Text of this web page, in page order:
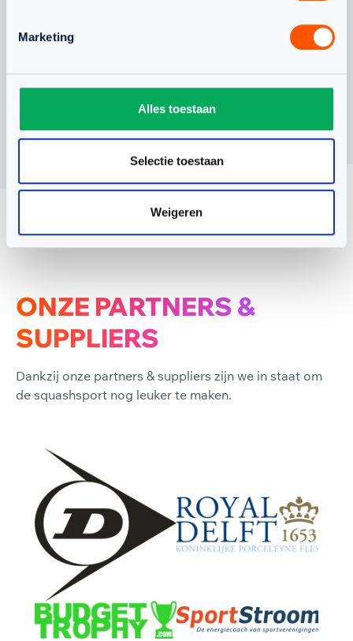
Marketing
Alles toestaan
Selectie toestaan
Weigeren
ONZE PARTNERS &
SUPPLIERS
Dankzij onze partners & suppliers zijn we in staat om
de squashsport nog leuker te maken.